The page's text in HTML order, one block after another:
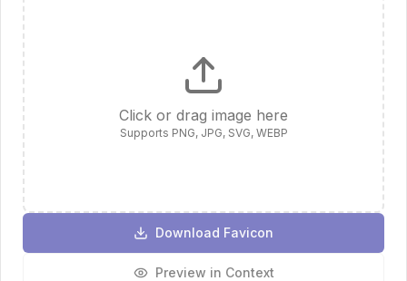
Click or drag image here
Supports PNG, JPG, SVG, WEBP
Download Favicon
Preview in Context